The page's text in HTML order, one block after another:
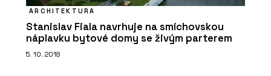
ARCHITEKTURA
Stanislav Fiala navrhuje na smíchovskou
náplavku bytové domy se živým parterem
5. 10. 2018